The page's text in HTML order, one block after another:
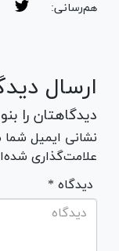
هم‌رسانی:
ارسال
دیدگاهتان را
نشانی ایمیل
علامت‌گذاری
* دیدگاه